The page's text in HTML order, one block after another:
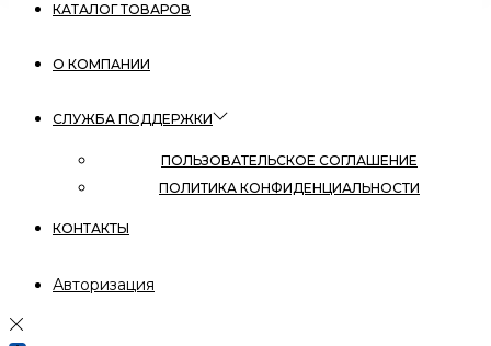
КАТАЛОГ ТОВАРОВ
О КОМПАНИИ
СЛУЖБА ПОДДЕРЖКИ
ПОЛЬЗОВАТЕЛЬСКОЕ СОГЛАШЕНИЕ
ПОЛИТИКА КОНФИДЕНЦИАЛЬНОСТИ
КОНТАКТЫ
Авторизация